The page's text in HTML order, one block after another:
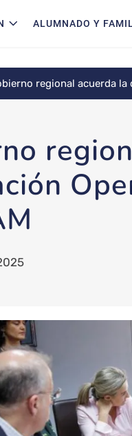
ALUMNADO Y
regional acuerda la